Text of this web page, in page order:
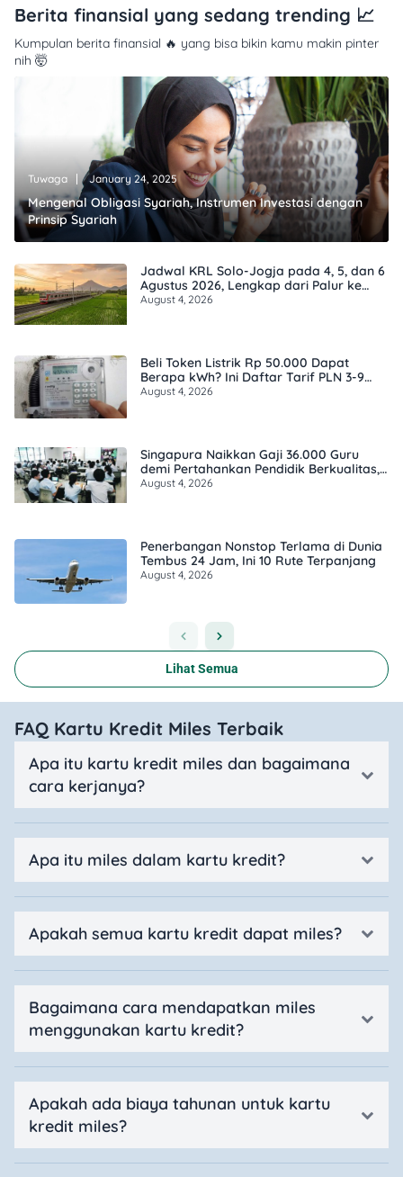
Berita finansial yang sedang trending 📈
Kumpulan berita finansial 🔥 yang bisa bikin kamu makin pinter
nih 🤯
Tuwaga January 24, 2025
Mengenal Obligasi Syariah, Instrumen Investasi dengan
Prinsip Syariah
Jadwal KRL Solo-Jogja pada 4, 5, dan 6
Agustus 2026, Lengkap dari Palur ke
Tugu
August 4, 2026
Beli Token Listrik Rp 50.000 Dapat
Berapa kWh? Ini Daftar Tarif PLN 3-9
Agustus 2026
August 4, 2026
Singapura Naikkan Gaji 36.000 Guru
demi Pertahankan Pendidik Berkualitas,
Ini Besarannya
August 4, 2026
Penerbangan Nonstop Terlama di Dunia
Tembus 24 Jam, Ini 10 Rute Terpanjang
August 4, 2026
Lihat Semua
FAQ Kartu Kredit Miles Terbaik
Apa itu kartu kredit miles dan bagaimana
cara kerjanya?
Apa itu miles dalam kartu kredit?
Apakah semua kartu kredit dapat miles?
Bagaimana cara mendapatkan miles
menggunakan kartu kredit?
Apakah ada biaya tahunan untuk kartu
kredit miles?